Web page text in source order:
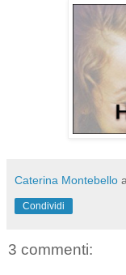
Caterina Montebello
Condividi
3 commenti: